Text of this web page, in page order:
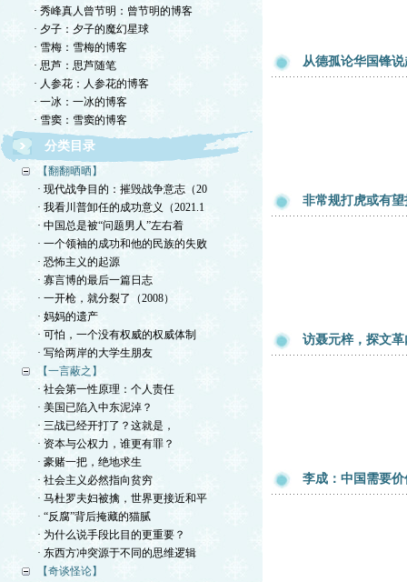
· 秀峰真人曾节明：曾节明的博客
· 夕子：夕子的魔幻星球
· 雪梅：雪梅的博客
· 思芦：思芦随笔
· 人参花：人参花的博客
· 一冰：一冰的博客
· 雪窦：雪窦的博客
分类目录
【翻翻晒晒】
· 现代战争目的：摧毁战争意志（20
· 我看川普卸任的成功意义（2021.1
· 中国总是被“问题男人”左右着
· 一个领袖的成功和他的民族的失败
· 恐怖主义的起源
· 寡言博的最后一篇日志
· 一开枪，就分裂了（2008）
· 妈妈的遗产
· 可怕，一个没有权威的权威体制
· 写给两岸的大学生朋友
【一言蔽之】
· 社会第一性原理：个人责任
· 美国已陷入中东泥淖？
· 三战已经开打了？这就是，
· 资本与公权力，谁更有罪？
· 豪赌一把，绝地求生
· 社会主义必然指向贫穷
· 马杜罗夫妇被擒，世界更接近和平
· “反腐”背后掩藏的猫腻
· 为什么说手段比目的更重要？
· 东西方冲突源于不同的思维逻辑
【奇谈怪论】
从德孤论华国锋说
非常规打虎或有
访聂元梓，探文革
李成：中国需要